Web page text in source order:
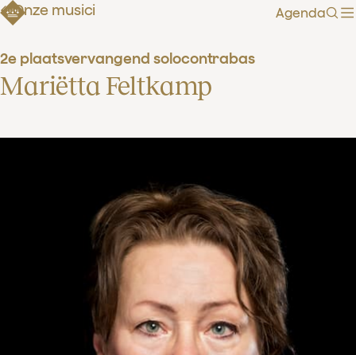
Agenda
Onze musici
2e plaatsvervangend solocontrabas
Mariëtta Feltkamp